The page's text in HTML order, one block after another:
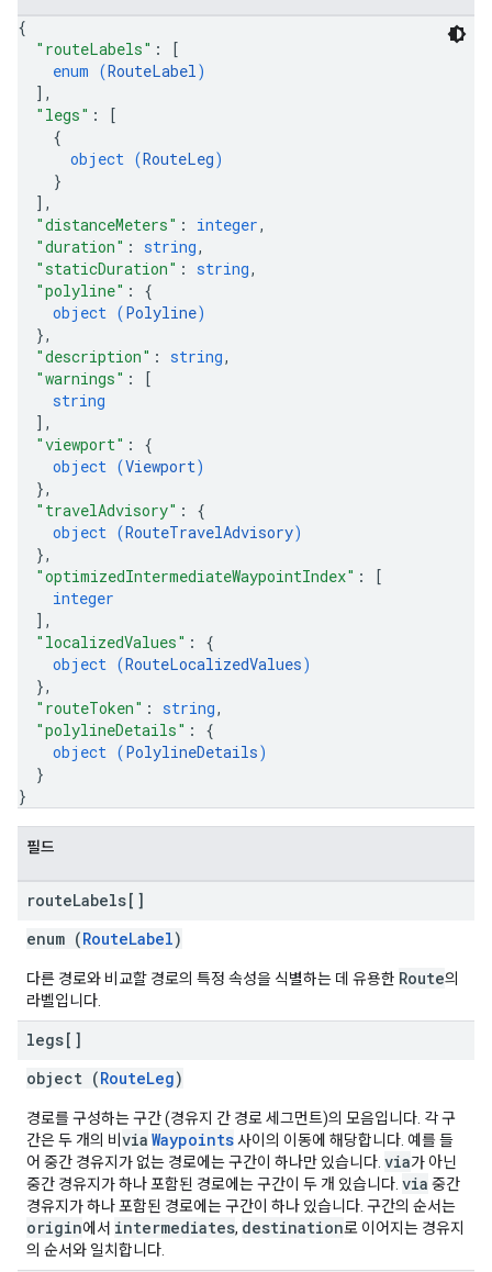
{
"routeLabels" :
[
enum (RouteLabel)
] ,
"legs" :
[
{
object (RouteLeg)
}
] ,
"distanceMeters" : integer,
"duration" : string,
"staticDuration" : string,
"polyline" : {
object (Polyline)
},
"description" : string,
"warnings" :
[
string
] ,
"viewport" : {
object (Viewport)
},
"travelAdvisory" : {
object (RouteTravelAdvisory)
},
"optimizedIntermediateWaypointIndex" :
[
integer
] ,
"localizedValues" : {
object (RouteLocalizedValues)
},
"routeToken" : string,
"polylineDetails" : {
object (PolylineDetails)
}
}
필드
routeLabels[]
enum (RouteLabel)
다른 경로와 비교할 경로의 특정 속성을 식별하는 데 유용한 Route의
라벨입니다.
legs[]
object (RouteLeg)
경로를 구성하는 구간 (경유지 간 경로 세그먼트)의 모음입니다. 각 구
간은 두 개의 비 via Waypoints사이의 이동에 해당합니다. 예를 들
어 중간 경유지가 없는 경로에는 구간이 하나만 있습니다. via가 아닌
중간 경유지가 하나 포함된 경로에는 구간이 두 개 있습니다. via 중간
경유지가 하나 포함된 경로에는 구간이 하나 있습니다. 구간의 순서는
origin에서 intermediates, destination로 이어지는 경유지
의 순서와 일치합니다.